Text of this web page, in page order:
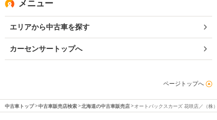
メニュー
エリアから中古車を探す
カーセンサートップへ
ページトップへ
中古車トップ 中古車販売店検索 北海道の中古車販売店 オートバックスカーズ 花咲店／（株